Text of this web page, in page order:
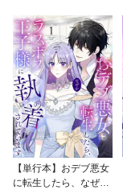
【単行本】おデブ悪女
に転生したら、なぜか